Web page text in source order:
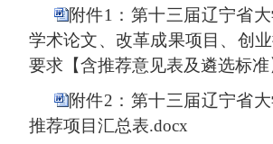
附件1：第十三届辽宁省
学术论文、改革成果项目、创
要求【含推荐意见表及遴选标准
附件2：第十三届辽宁省
推荐项目汇总表.docx